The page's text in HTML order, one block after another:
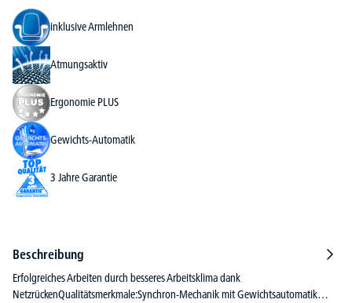
inklusive Armlehnen
Atmungsaktiv
Ergonomie PLUS
Gewichts-Automatik
3 Jahre Garantie
Beschreibung
Erfolgreiches Arbeiten durch besseres Arbeitsklima dank
NetzrückenQualitätsmerkmale:Synchron-Mechanik mit Gewichtsautomatik…